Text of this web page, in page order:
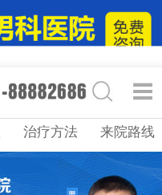
治疗方法 来院路线